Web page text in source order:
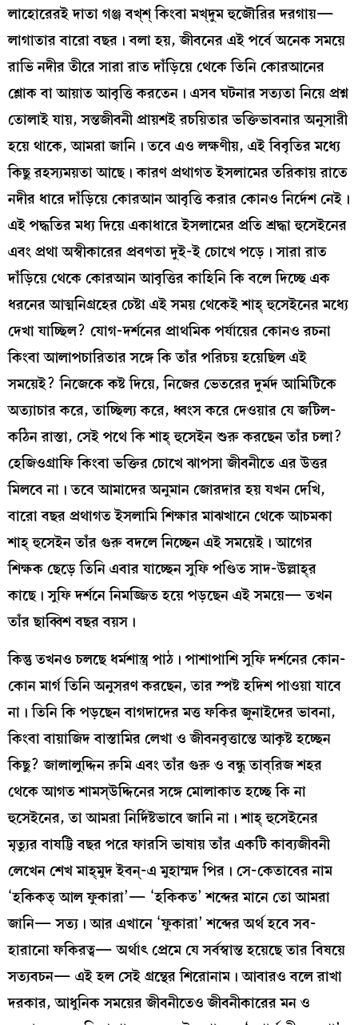
লাহোরেরই দাতা গঞ্জ বখ্‌শ্‌ কিংবা মখ্‌দুম হুজৌরির দরগায়—
লাগাতার বারো বছর। বলা হয়, জীবনের এই পর্বে অনেক সময়ে
রাভি নদীর তীরে সারা রাত দাঁড়িয়ে থেকে তিনি কোরআনের
শ্লোক বা আয়াত আবৃত্তি করতেন। এসব ঘটনার সত্যতা নিয়ে প্রশ্ন
তোলাই যায়, সন্তজীবনী প্রায়শই রচয়িতার ভক্তিভাবনার অনুসারী
হয়ে থাকে, আমরা জানি। তবে এও লক্ষণীয়, এই বিবৃতির মধ্যে
কিছু রহস্যময়তা আছে। কারণ প্রথাগত ইসলামের তরিকায় রাতে
নদীর ধারে দাঁড়িয়ে কোরআন আবৃত্তি করার কোনও নির্দেশ নেই।
এই পদ্ধতির মধ্য দিয়ে একাধারে ইসলামের প্রতি শ্রদ্ধা হুসেইনের
এবং প্রথা অস্বীকারের প্রবণতা দুই-ই চোখে পড়ে। সারা রাত
দাঁড়িয়ে থেকে কোরআন আবৃত্তির কাহিনি কি বলে দিচ্ছে এক
ধরনের আত্মনিগ্রহের চেষ্টা এই সময় থেকেই শাহ্‌ হুসেইনের মধ্যে
দেখা যাচ্ছিল? যোগ-দর্শনের প্রাথমিক পর্যায়ের কোনও রচনা
কিংবা আলাপচারিতার সঙ্গে কি তাঁর পরিচয় হয়েছিল এই
সময়েই? নিজেকে কষ্ট দিয়ে, নিজের ভেতরের দুর্মদ আমিটিকে
অত্যাচার করে, তাচ্ছিল্য করে, ধ্বংস করে দেওয়ার যে জটিল-
কঠিন রাস্তা, সেই পথে কি শাহ্‌ হুসেইন শুরু করছেন তাঁর চলা?
হেজিওগ্রাফি কিংবা ভক্তির চোখে ঝাপসা জীবনীতে এর উত্তর
মিলবে না। তবে আমাদের অনুমান জোরদার হয় যখন দেখি,
বারো বছর প্রথাগত ইসলামি শিক্ষার মাঝখানে থেকে আচমকা
শাহ্‌ হুসেইন তাঁর গুরু বদলে নিচ্ছেন এই সময়েই। আগের
শিক্ষক ছেড়ে তিনি এবার যাচ্ছেন সুফি পণ্ডিত সাদ-উল্লাহ্‌র
কাছে। সুফি দর্শনে নিমজ্জিত হয়ে পড়ছেন এই সময়ে— তখন
তাঁর ছাব্বিশ বছর বয়স।
কিন্তু তখনও চলছে ধর্মশাস্ত্র পাঠ। পাশাপাশি সুফি দর্শনের কোন-
কোন মার্গ তিনি অনুসরণ করছেন, তার স্পষ্ট হদিশ পাওয়া যাবে
না। তিনি কি পড়ছেন বাগদাদের মত্ত ফকির জুনাইদের ভাবনা,
কিংবা বায়াজিদ বাস্তামির লেখা ও জীবনবৃত্তান্তে আকৃষ্ট হচ্ছেন
কিছু? জালালুদ্দিন রুমি এবং তাঁর গুরু ও বন্ধু তাব্‌রিজ শহর
থেকে আগত শামস্‌উদ্দিনের সঙ্গে মোলাকাত হচ্ছে কি না
হুসেইনের, তা আমরা নির্দিষ্টভাবে জানি না। শাহ্‌ হুসেইনের
মৃত্যুর বাষট্টি বছর পরে ফারসি ভাষায় তাঁর একটি কাব্যজীবনী
লেখেন শেখ মাহ্‌মুদ ইবন্‌-এ মুহাম্মদ পির। সে-কেতাবের নাম
‘হকিকত্‌ আল ফুকারা’— ‘হকিকত’ শব্দের মানে তো আমরা
জানি— সত্য। আর এখানে ‘ফুকারা’ শব্দের অর্থ হবে সব-
হারানো ফকিরত্ব— অর্থাৎ প্রেমে যে সর্বস্বান্ত হয়েছে তার বিষয়ে
সত্যবচন— এই হল সেই গ্রন্থের শিরোনাম। আবারও বলে রাখা
দরকার, আধুনিক সময়ের জীবনীতেও জীবনীকারের মন ও